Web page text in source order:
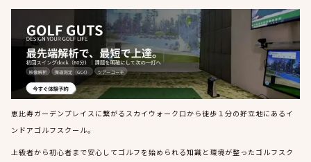
恵比寿ガーデンプレイスに繋がるスカイウォーク口から徒歩１分の好立地にあるイ
ンドアゴルフスクール。
上級者から初心者まで安心してゴルフを始められる知識と環境が整ったゴルフスク